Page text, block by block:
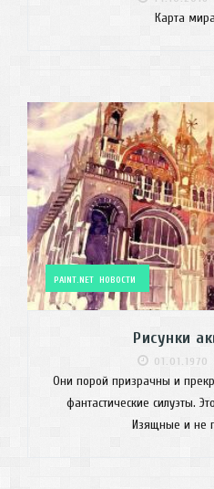
Карта
PAINT.NET НОВОСТИ
Рисунки
01.01.1970
Они порой призрачны и
фантастические силуэты.
Изящные и не